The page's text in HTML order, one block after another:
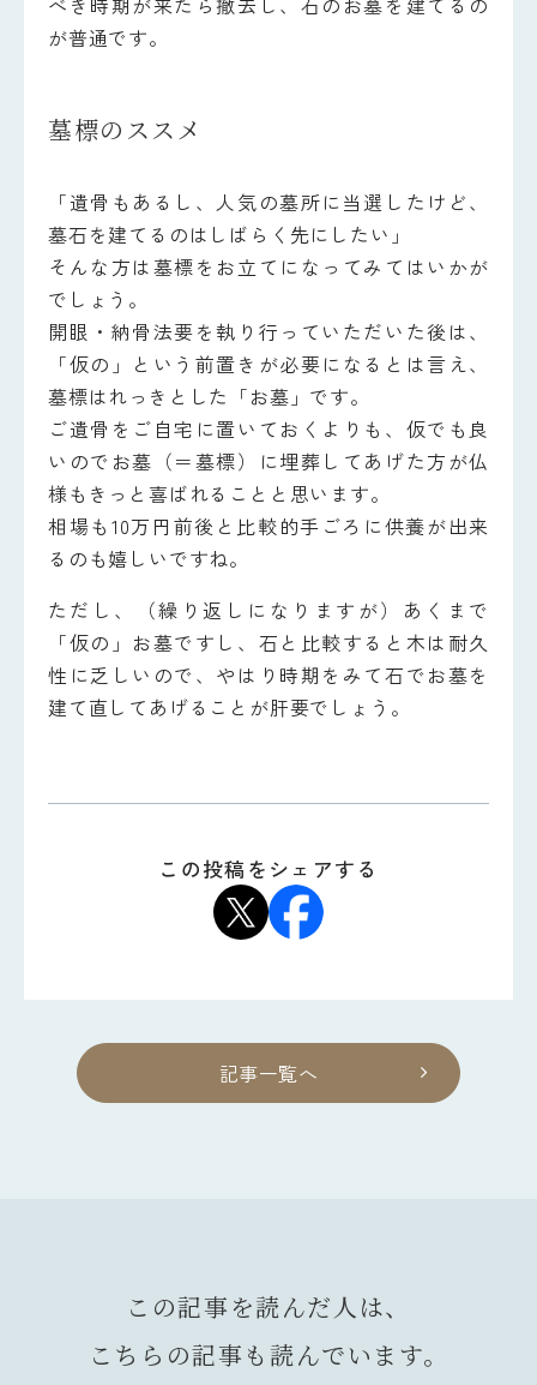
が普通です。
墓標のススメ
「遺骨もあるし、人気の墓所に当選したけど、
墓石を建てるのはしばらく先にしたい」
そんな方は墓標をお立てになってみてはいかが
でしょう。
開眼・納骨法要を執り行っていただいた後は、
「仮の」という前置きが必要になるとは言え、
墓標はれっきとした「お墓」です。
ご遺骨をご自宅に置いておくよりも、仮でも良
いのでお墓（＝墓標）に埋葬してあげた方が仏
様もきっと喜ばれることと思います。
相場も10万円前後と比較的手ごろに供養が出来
るのも嬉しいですね。
ただし、（繰り返しになりますが）あくまで
「仮の」お墓ですし、石と比較すると木は耐久
性に乏しいので、やはり時期をみて石でお墓を
建て直してあげることが肝要でしょう。
この投稿をシェアする
記事一覧へ
この記事を読んだ人は、
こちらの記事も読んでいます。